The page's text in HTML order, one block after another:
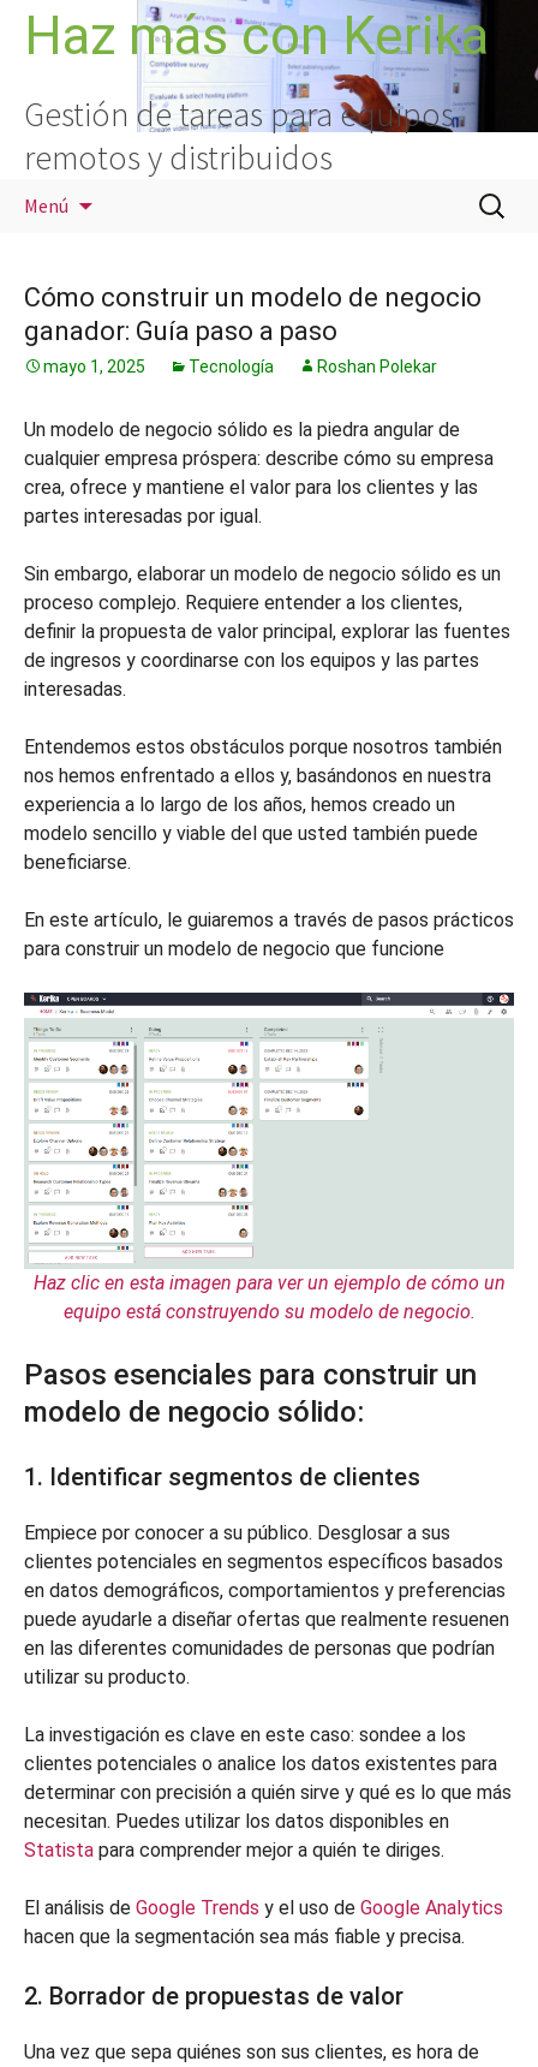
SaltarHaz más con Kerika
Gestión de tareas para equipos
remotos y distribuidos
Menú
Buscar:
Cómo construir un modelo de negocio
ganador: Guía paso a paso
mayo 1, 2025 Tecnología Roshan Polekar
Un modelo de negocio sólido es la piedra angular de
cualquier empresa próspera: describe cómo su empresa
crea, ofrece y mantiene el valor para los clientes y las
partes interesadas por igual.
Sin embargo, elaborar un modelo de negocio sólido es un
proceso complejo. Requiere entender a los clientes,
definir la propuesta de valor principal, explorar las fuentes
de ingresos y coordinarse con los equipos y las partes
interesadas.
Entendemos estos obstáculos porque nosotros también
nos hemos enfrentado a ellos y, basándonos en nuestra
experiencia a lo largo de los años, hemos creado un
modelo sencillo y viable del que usted también puede
beneficiarse.
En este artículo, le guiaremos a través de pasos prácticos
para construir un modelo de negocio que funcione
Haz clic en esta imagen para ver un ejemplo de cómo un
equipo está construyendo su modelo de negocio.
Pasos esenciales para construir un
modelo de negocio sólido:
1. Identificar segmentos de clientes
Empiece por conocer a su público. Desglosar a sus
clientes potenciales en segmentos específicos basados
en datos demográficos, comportamientos y preferencias
puede ayudarle a diseñar ofertas que realmente resuenen
en las diferentes comunidades de personas que podrían
utilizar su producto.
La investigación es clave en este caso: sondee a los
clientes potenciales o analice los datos existentes para
determinar con precisión a quién sirve y qué es lo que más
necesitan. Puedes utilizar los datos disponibles en
Statista para comprender mejor a quién te diriges.
El análisis de Google Trends y el uso de Google Analytics
hacen que la segmentación sea más fiable y precisa.
2. Borrador de propuestas de valor
Una vez que sepa quiénes son sus clientes, es hora de